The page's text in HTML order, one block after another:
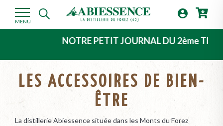
MENU

NOTRE PETIT JOURNAL DU 2ème
LES ACCESSOIRES DE BIEN-
ÊTRE
La distillerie Abiessence située dans les Monts du Forez